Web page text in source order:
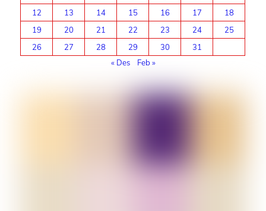
12
13 14 15 16 17
18
19
20 21 22 23 24
25
26
27 28 29 30
31
« Des
Feb »